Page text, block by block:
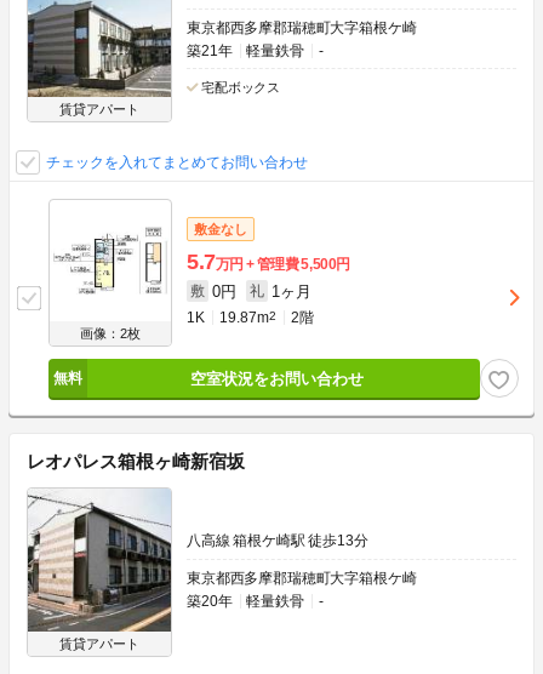
賃貸アパート
東京都西多摩郡瑞穂町大字箱根ケ崎
築21年
軽量鉄骨 -
宅配ボックス
チェックを入れてまとめてお問い合わせ
画像：2枚
敷金なし
5.7万円 管理費5,500円
敷 0円 礼 1ヶ月
1K 19.87m2 2階
空室状況をお問い合わせ
レオパレス箱根ヶ崎新宿坂
賃貸アパート
八高線 箱根ケ崎駅 徒歩13分
東京都西多摩郡瑞穂町大字箱根ケ崎
築20年
軽量鉄骨 -